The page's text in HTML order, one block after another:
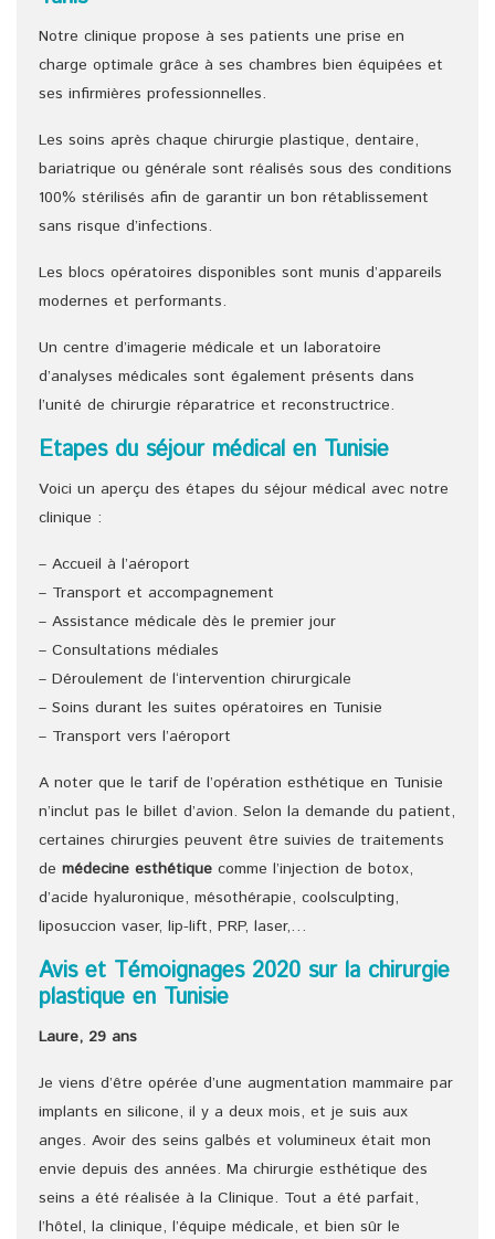
Notre clinique propose à ses patients une prise en
charge optimale grâce à ses chambres bien équipées et
ses infirmières professionnelles.
Les soins après chaque chirurgie plastique, dentaire,
bariatrique ou générale sont réalisés sous des conditions
100% stérilisés afin de garantir un bon rétablissement
sans risque d’infections.
Les blocs opératoires disponibles sont munis d’appareils
modernes et performants.
Un centre d’imagerie médicale et un laboratoire
d’analyses médicales sont également présents dans
l’unité de chirurgie réparatrice et reconstructrice.
Etapes du séjour médical en Tunisie
Voici un aperçu des étapes du séjour médical avec notre
clinique :
– Accueil à l’aéroport
– Transport et accompagnement
– Assistance médicale dès le premier jour
– Consultations médiales
– Déroulement de l‘intervention chirurgicale
– Soins durant les suites opératoires en Tunisie
– Transport vers l’aéroport
A noter que le tarif de l’opération esthétique en Tunisie
n’inclut pas le billet d’avion. Selon la demande du patient,
certaines chirurgies peuvent être suivies de traitements
de médecine esthétique comme l’injection de botox,
d’acide hyaluronique, mésothérapie, coolsculpting,
liposuccion vaser, lip-lift, PRP, laser,…
Avis et Témoignages 2020 sur la chirurgie
plastique en Tunisie
Laure, 29 ans
Je viens d’être opérée d’une augmentation mammaire par
implants en silicone, il y a deux mois, et je suis aux
anges. Avoir des seins galbés et volumineux était mon
envie depuis des années. Ma chirurgie esthétique des
seins a été réalisée à la Clinique. Tout a été parfait,
l’hôtel, la clinique, l’équipe médicale, et bien sûr le